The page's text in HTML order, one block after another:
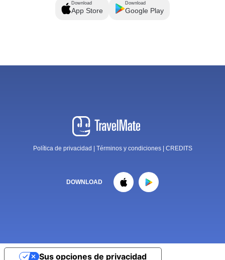
Download
App Store
Download
Google Play
Política de privacidad Términos y condiciones CREDITS
DOWNLOAD
Sus opciones de privacidad